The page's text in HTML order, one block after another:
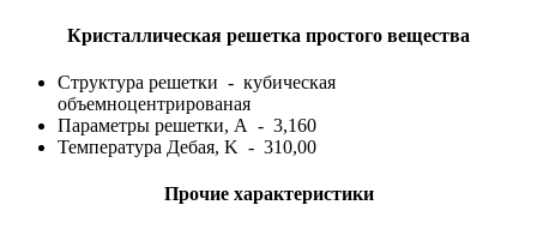
Кристаллическая решетка простого вещества
Структура решетки - кубическая
объемноцентрированая
Параметры решетки, A - 3,160
Температура Дебая, K - 310,00
Прочие характеристики